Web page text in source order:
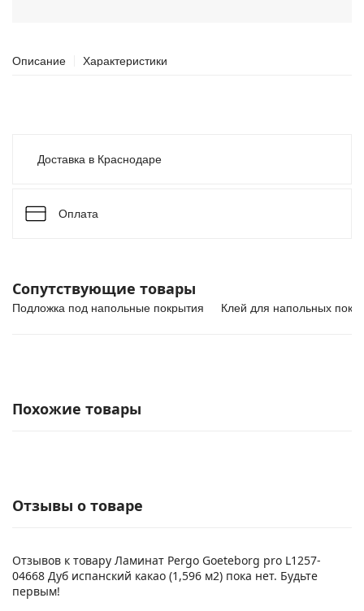
Описание Характеристики
Доставка в Краснодаре
Оплата
Сопутствующие товары
Подложка под напольные покрытия Клей для напольных
Похожие товары
Отзывы о товаре
Отзывов к товару Ламинат Pergo Goeteborg pro L1257-
04668 Дуб испанский какао (1,596 м2) пока нет. Будьте
первым!